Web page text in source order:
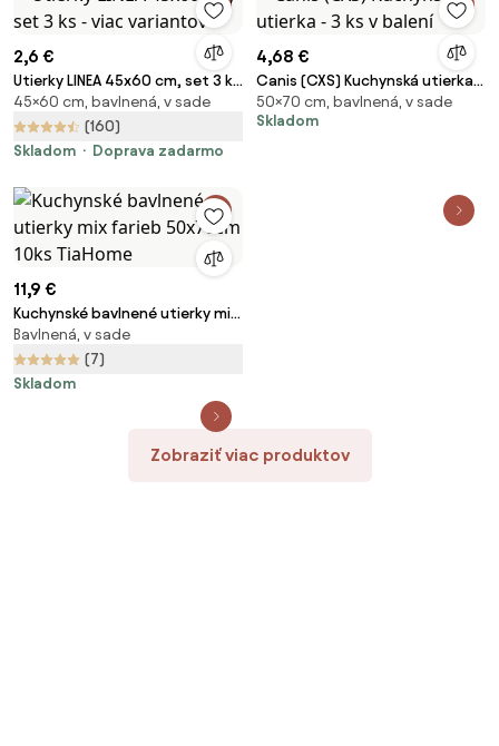
2,6 €
Utierky LINEA 45x60 cm, set 3 ks
- viac variantov
45×60 cm, bavlnená, v sade
(160)
Skladom
Doprava zadarmo
4,68 €
Canis (CXS) Kuchynská utierka -
3 ks v balení
50×70 cm, bavlnená, v sade
Skladom
11,9 €
Kuchynské bavlnené utierky mix
farieb 50x70cm 10ks TiaHome
Bavlnená, v sade
(7)
Skladom
Zobraziť viac produktov